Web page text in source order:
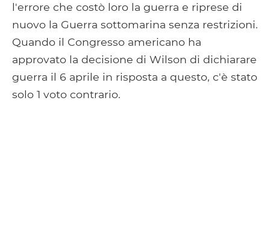
l'errore che costò loro la guerra e riprese di
nuovo la Guerra sottomarina senza restrizioni.
Quando il Congresso americano ha
approvato la decisione di Wilson di dichiarare
guerra il 6 aprile in risposta a questo, c'è stato
solo 1 voto contrario.